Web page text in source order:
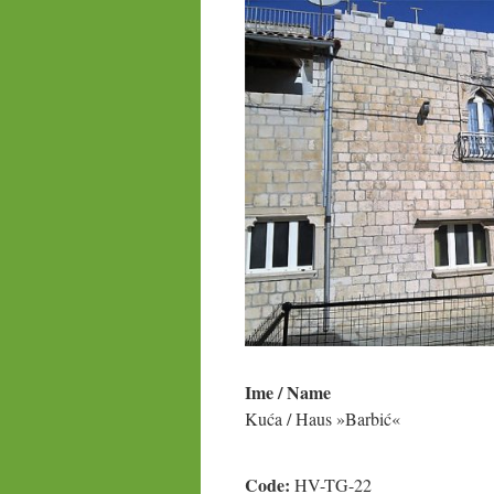
Ime / Name
Kuća / Haus »Barbić«
Code: HV-TG-